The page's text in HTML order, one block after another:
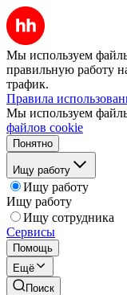
Мы используем
правильную работу
трафик.
Правила
Мы используем
файлов cookie
Понятно
Ищу работу
Ищу работу
Ищу работу
Ищу сотрудника
Сервисы
Помощь
Ещё
Поиск